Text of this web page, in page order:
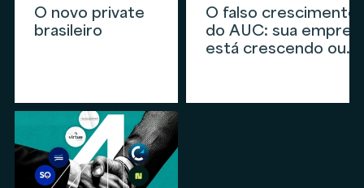
O novo private
brasileiro
O falso crescimento
do AUC: sua
está crescendo ou
mercado?